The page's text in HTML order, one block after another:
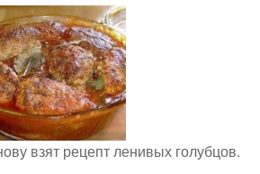
взят рецепт ленивых голубцов.